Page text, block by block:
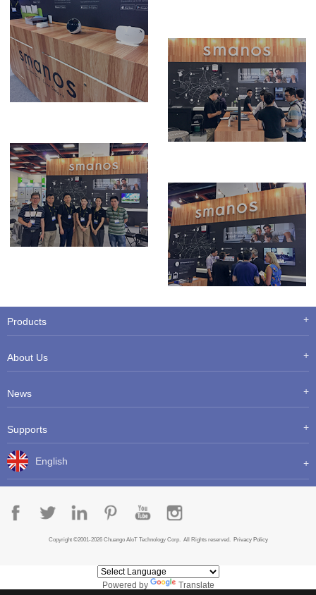
Products
About Us
News
Supports
English
Copyright ©2001-2026 Chuango AIoT Technology Corp. All Rights reserved. Privacy Policy
Powered by Translate